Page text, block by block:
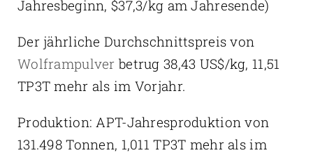
Jahresbeginn, $37,3/kg am Jahresende)
Der jährliche Durchschnittspreis von
Wolframpulver betrug 38,43 US$/kg, 11,51
TP3T mehr als im Vorjahr.
Produktion: APT-Jahresproduktion von
131.498 Tonnen, 1,011 TP3T mehr als im